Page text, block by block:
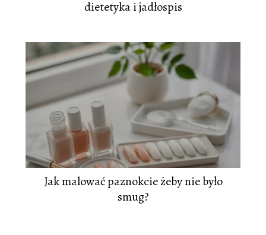
dietetyka i jadłospis
Jak malować paznokcie żeby nie było
smug?